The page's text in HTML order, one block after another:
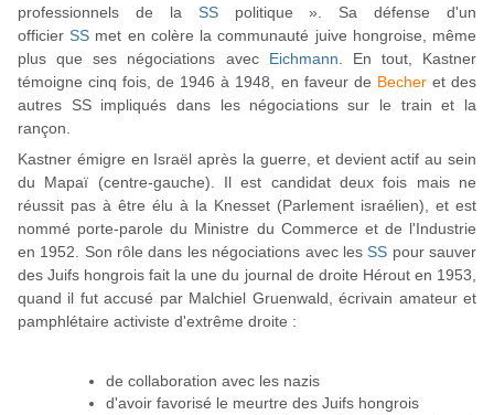
professionnels de la SSpolitique ». Sa défense d'un
officierSS met en colère la communauté juive hongroise, même
plus que ses négociations avec Eichmann . En tout, Kastner
témoigne cinq fois, de 1946 à 1948, en faveur de Becheret des
autres SS impliqués dans les négociations sur le train et la
rançon.
Kastner émigre en Israël après la guerre, et devient actif au sein
du Mapaï (centre-gauche). Il est candidat deux fois mais ne
réussit pas à être élu à la Knesset (Parlement israélien), et est
nommé porte-parole du Ministre du Commerce et de l'Industrie
en 1952. Son rôle dans les négociations avec lesSS pour sauver
des Juifs hongrois fait la une du journal de droite Hérout en 1953,
quand il fut accusé par Malchiel Gruenwald, écrivain amateur et
pamphlétaire activiste d'extrême droite :
de collaboration avec les nazis
d'avoir favorisé le meurtre des Juifs hongrois